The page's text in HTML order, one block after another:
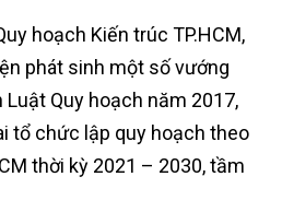
hoạch Kiến trúc TP.HCM,
phát sinh một số vướng
Quy hoạch năm 2017,
tổ chức lập quy hoạch theo
thời kỳ 2021 – 2030, tầm